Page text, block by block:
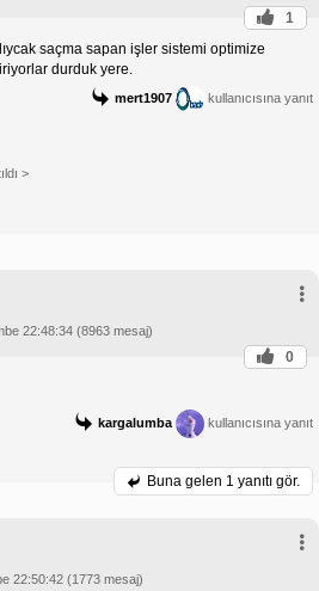
1
saçma sapan işler sistemi optimize
durduk yere.
mert1907 kullanıcısına yanıt
>
22:48:34 (8963 mesaj)
0
kargalumba kullanıcısına yanıt
Buna gelen 1 yanıtı gör.
22:50:42 (1773 mesaj)